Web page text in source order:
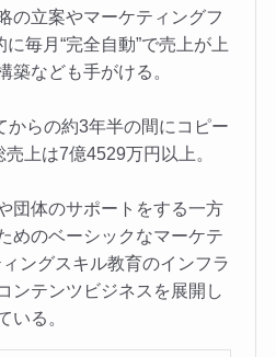
の立案やマーケティングフ
毎月“完全自動”で売上が上
築なども手がける。
からの約3年半の間にコピー
上は7億4529万円以上。
団体のサポートをする一方
めのベーシックなマーケテ
ングスキル教育のインフラ
ンテンツビジネスを展開し
いる。